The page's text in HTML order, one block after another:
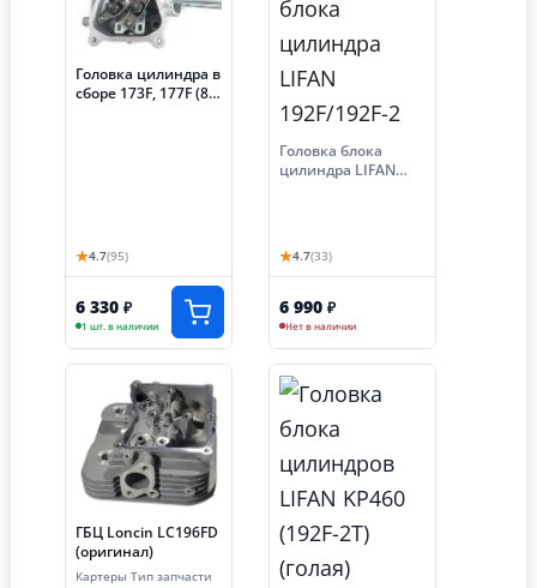
Головка цилиндра в
сборе 173F, 177F (8,
★4.7(95)
6 330 ₽
1 шт. в наличии
Головка блока
цилиндра LIFAN
★4.7(33)
6 990 ₽
Нет в наличии
ГБЦ Loncin LC196FD
(оригинал)
Картеры Тип запчасти